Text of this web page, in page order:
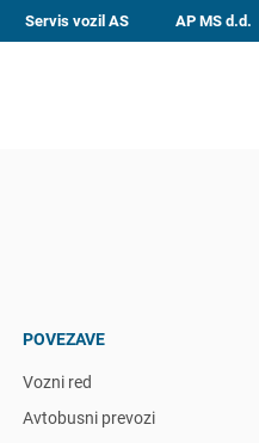
Servis vozil AS AP MS d.d.
POVEZAVE
Vozni red
Avtobusni prevozi